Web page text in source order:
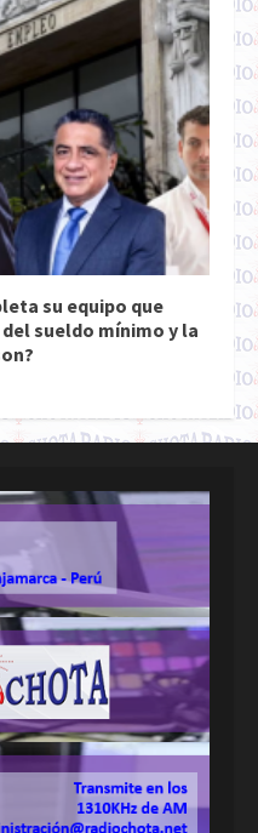
su equipo que
sueldo mínimo y la